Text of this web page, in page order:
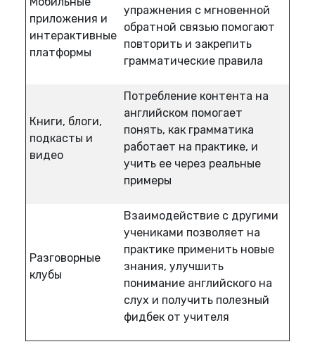
приложения и
интерактивные
платформы
упражнения с мгновенной
обратной связью помогают
повторить и закрепить
грамматические правила
Книги, блоги,
подкасты и
видео
Потребление контента на
английском помогает
понять, как грамматика
работает на практике, и
учить ее через реальные
примеры
Разговорные
клубы
Взаимодействие с другими
учениками позволяет на
практике применить новые
знания, улучшить
понимание английского на
слух и получить полезный
фидбек от учителя